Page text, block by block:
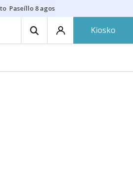
Paseíllo 8 agosto
Kiosko